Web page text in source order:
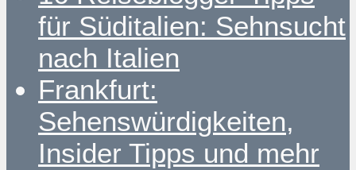
für Süditalien: Sehnsucht
nach Italien
Frankfurt:
Sehenswürdigkeiten,
Insider Tipps und mehr